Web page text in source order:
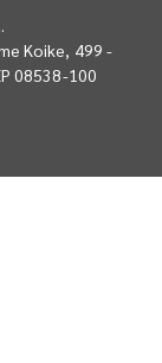
Koike, 499 -
08538-100